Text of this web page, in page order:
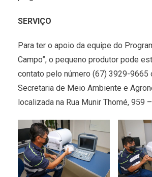
SERVIÇO
Para ter o apoio da equipe do
Campo”, o pequeno produtor pode
contato pelo número (67) 3929-9665
Secretaria de Meio Ambiente e
localizada na Rua Munir Thomé, 959